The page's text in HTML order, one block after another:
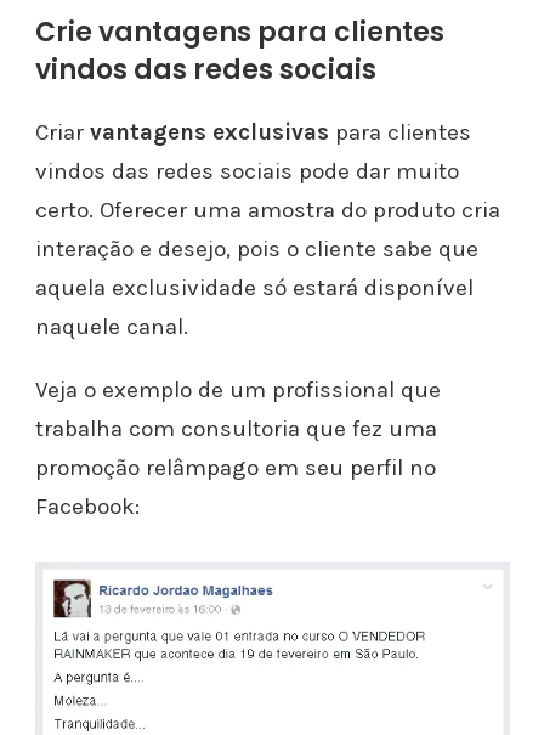
Crie vantagens para clientes
vindos das redes sociais
Criar vantagens exclusivas para clientes
vindos das redes sociais pode dar muito
certo. Oferecer uma amostra do produto cria
interação e desejo, pois o cliente sabe que
aquela exclusividade só estará disponível
naquele canal.
Veja o exemplo de um profissional que
trabalha com consultoria que fez uma
promoção relâmpago em seu perfil no
Facebook: